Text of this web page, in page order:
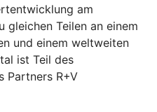
am
Teilen an einem
und einem weltweiten
ist Teil des
Partners R+V